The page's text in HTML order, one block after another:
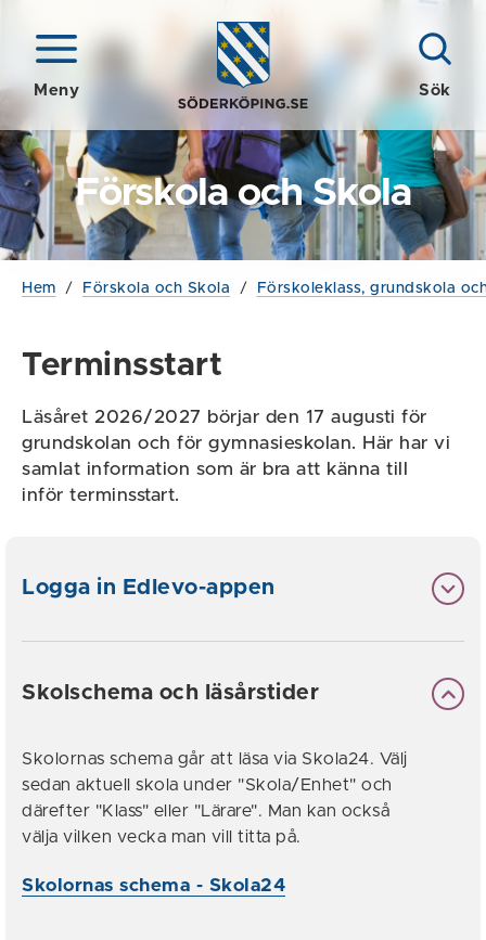
Meny Sök
Förskola och Skola
Hem / Förskola och Skola / Förskoleklass, grundskola
Terminsstart
Läsåret 2026/2027 börjar den 17 augusti för
grundskolan och för gymnasieskolan. Här har vi
samlat information som är bra att känna till
inför terminsstart.
Logga in Edlevo-appen
Skolschema och läsårstider
Skolornas schema går att läsa via Skola24. Välj
sedan aktuell skola under "Skola/Enhet" och
därefter "Klass" eller "Lärare". Man kan också
välja vilken vecka man vill titta på.
Skolornas schema - Skola24